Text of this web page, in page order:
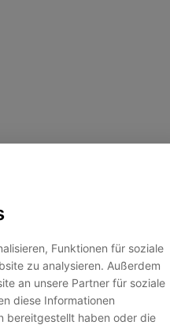
Funktionen für soziale
zu analysieren. Außerdem
an unsere Partner für soziale
diese Informationen
bereitgestellt haben oder die